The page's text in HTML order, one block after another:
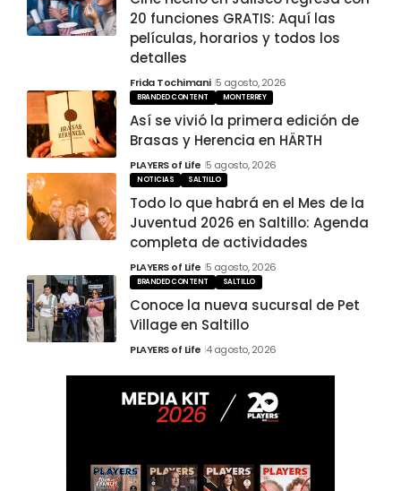
20 funciones GRATIS: Aquí las
películas, horarios y todos los
detalles
Frida Tochimani 5 agosto, 2026
BRANDED CONTENT MONTERREY
Así se vivió la primera edición de
Brasas y Herencia en HÄRTH
PLAYERS of Life 5 agosto, 2026
NOTICIAS SALTILLO
Todo lo que habrá en el Mes de la
Juventud 2026 en Saltillo: Agenda
completa de actividades
PLAYERS of Life 5 agosto, 2026
BRANDED CONTENT SALTILLO
Conoce la nueva sucursal de Pet
Village en Saltillo
PLAYERS of Life 4 agosto, 2026